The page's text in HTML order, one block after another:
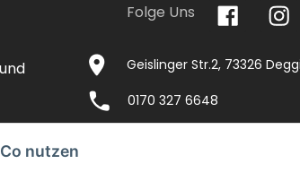
nutzen
Folge Uns
Geislinger Str.2, 73326
0170 327 6648